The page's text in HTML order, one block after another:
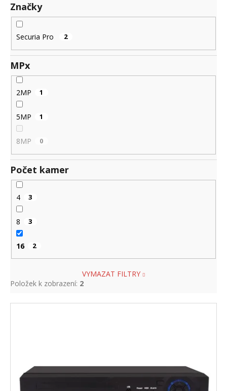
Značky
Securia Pro 2
MPx
2MP 1
5MP 1
8MP 0
Počet kamer
4 3
8 3
16 2
VYMAZAT FILTRY
Položek k zobrazení: 2
V